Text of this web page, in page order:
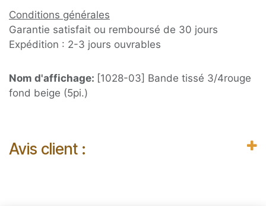
Conditions générales
Garantie satisfait ou remboursé de 30 jours
Expédition : 2-3 jours ouvrables
Nom d'affichage: [1028-03] Bande tissé 3/4rouge
fond beige (5pi.)
Avis client :